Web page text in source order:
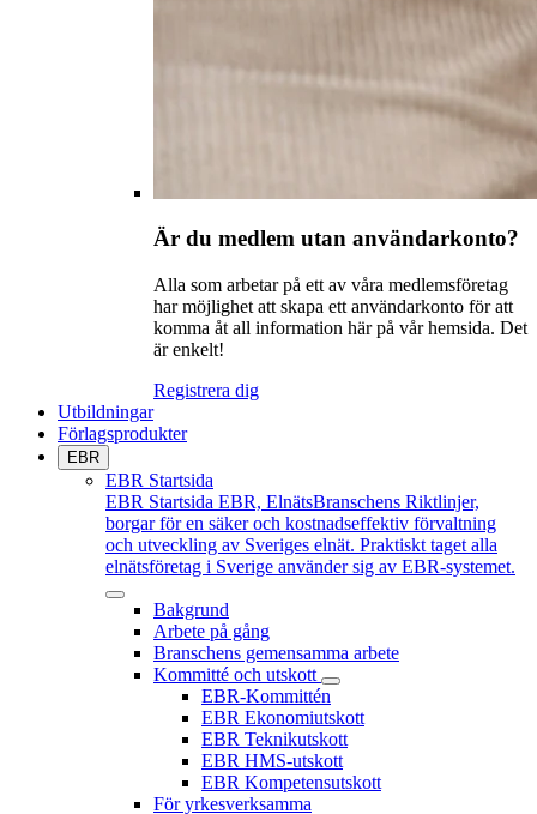
Är du medlem utan användarkonto?
Alla som arbetar på ett av våra medlemsföretag
har möjlighet att skapa ett användarkonto för att
komma åt all information här på vår hemsida. Det
är enkelt!
Registrera dig
Utbildningar
Förlagsprodukter
EBR
EBR Startsida
EBR Startsida EBR, ElnätsBranschens Riktlinjer,
borgar för en säker och kostnadseffektiv förvaltning
och utveckling av Sveriges elnät. Praktiskt taget alla
elnätsföretag i Sverige använder sig av EBR-systemet.
Bakgrund
Arbete på gång
Branschens gemensamma arbete
Kommitté och utskott
EBR-Kommittén
EBR Ekonomiutskott
EBR Teknikutskott
EBR HMS-utskott
EBR Kompetensutskott
För yrkesverksamma